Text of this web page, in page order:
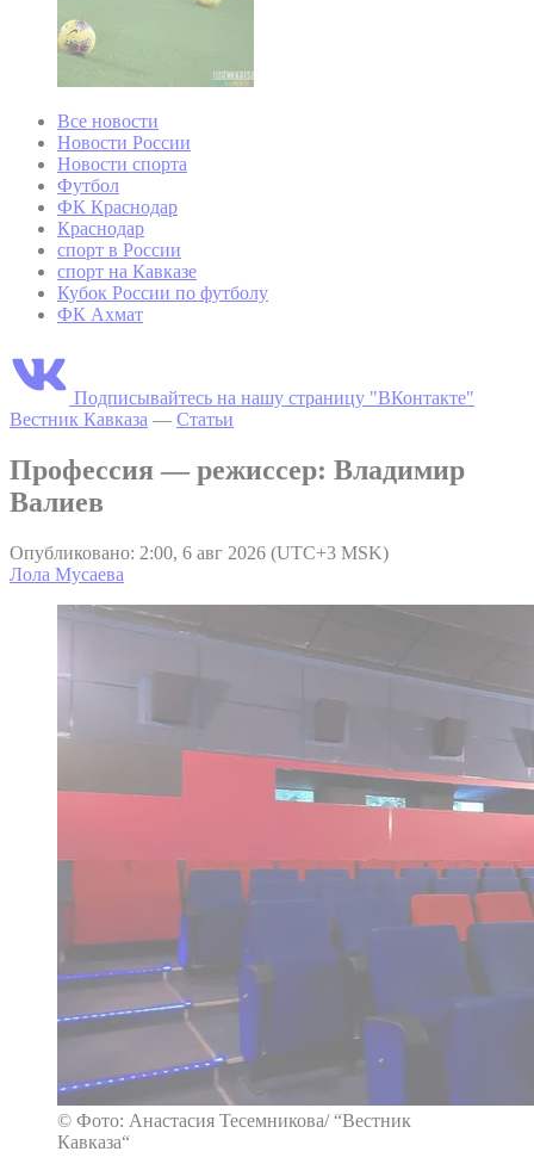
Все новости
Новости России
Новости спорта
Футбол
ФК Краснодар
Краснодар
спорт в России
спорт на Кавказе
Кубок России по футболу
ФК Ахмат
Подписывайтесь на нашу страницу "ВКонтакте"
Вестник Кавказа — Статьи
Профессия — режиссер: Владимир
Валиев
Опубликовано: 2:00, 6 авг 2026 (UTC+3 MSK)
Лола Мусаева
© Фото: Анастасия Тесемникова/ “Вестник
Кавказа“